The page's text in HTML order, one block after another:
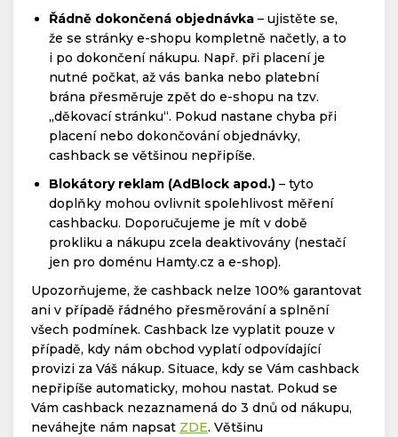
Řádně dokončená objednávka – ujistěte se,
že se stránky e-shopu kompletně načetly, a to
i po dokončení nákupu. Např. při placení je
nutné počkat, až vás banka nebo platební
brána přesměruje zpět do e-shopu na tzv.
„děkovací stránku“. Pokud nastane chyba při
placení nebo dokončování objednávky,
cashback se většinou nepřipíše.
Blokátory reklam (AdBlock apod.) – tyto
doplňky mohou ovlivnit spolehlivost měření
cashbacku. Doporučujeme je mít v době
prokliku a nákupu zcela deaktivovány (nestačí
jen pro doménu Hamty.cz a e-shop).
Upozorňujeme, že cashback nelze 100% garantovat
ani v případě řádného přesměrování a splnění
všech podmínek. Cashback lze vyplatit pouze v
případě, kdy nám obchod vyplatí odpovídající
provizi za Váš nákup. Situace, kdy se Vám cashback
nepřipíše automaticky, mohou nastat. Pokud se
Vám cashback nezaznamená do 3 dnů od nákupu,
neváhejte nám napsat ZDE. Většinu